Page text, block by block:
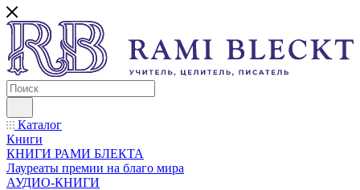
Каталог
Книги
КНИГИ РАМИ БЛЕКТА
Лауреаты премии на благо мира
АУДИО-КНИГИ